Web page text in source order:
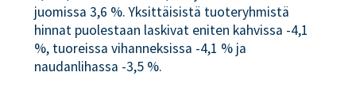
juomissa 3,6 %. Yksittäisistä tuoteryhmistä
hinnat puolestaan laskivat eniten kahvissa -4,1
%, tuoreissa vihanneksissa -4,1 % ja
naudanlihassa -3,5 %.